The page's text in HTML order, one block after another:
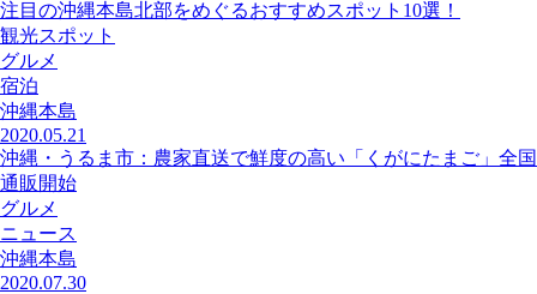
注目の沖縄本島北部をめぐるおすすめスポット10選！
観光スポット
グルメ
宿泊
沖縄本島
2020.05.21
沖縄・うるま市：農家直送で鮮度の高い「くがにたまご」全国
通販開始
グルメ
ニュース
沖縄本島
2020.07.30